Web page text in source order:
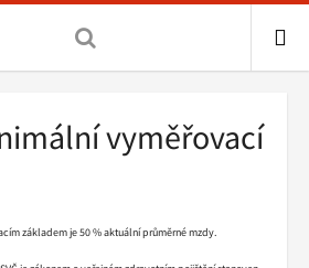
vyměřovací
základem je 50 % aktuální průměrné mzdy.